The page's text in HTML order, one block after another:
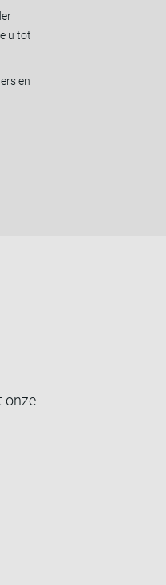
u tot
en
onze